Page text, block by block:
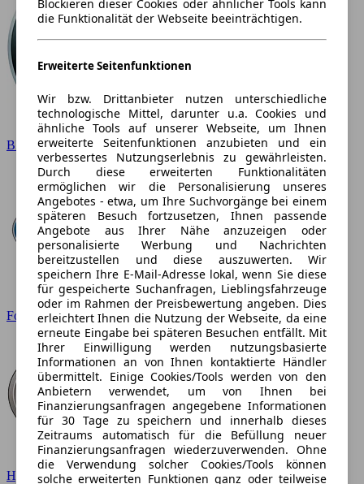
BMW
Ford
Hyundai
Blockieren dieser Cookies oder ähnlicher Tools kann
die Funktionalität der Webseite beeinträchtigen.
Erweiterte Seitenfunktionen
Wir bzw. Drittanbieter nutzen unterschiedliche
technologische Mittel, darunter u.a. Cookies und
ähnliche Tools auf unserer Webseite, um Ihnen
erweiterte Seitenfunktionen anzubieten und ein
verbessertes Nutzungserlebnis zu gewährleisten.
Durch diese erweiterten Funktionalitäten
ermöglichen wir die Personalisierung unseres
Angebotes - etwa, um Ihre Suchvorgänge bei einem
späteren Besuch fortzusetzen, Ihnen passende
Angebote aus Ihrer Nähe anzuzeigen oder
personalisierte Werbung und Nachrichten
bereitzustellen und diese auszuwerten. Wir
speichern Ihre E-Mail-Adresse lokal, wenn Sie diese
für gespeicherte Suchanfragen, Lieblingsfahrzeuge
oder im Rahmen der Preisbewertung angeben. Dies
erleichtert Ihnen die Nutzung der Webseite, da eine
erneute Eingabe bei späteren Besuchen entfällt. Mit
Ihrer Einwilligung werden nutzungsbasierte
Informationen an von Ihnen kontaktierte Händler
übermittelt. Einige Cookies/Tools werden von den
Anbietern verwendet, um von Ihnen bei
Finanzierungsanfragen angegebene Informationen
für 30 Tage zu speichern und innerhalb dieses
Zeitraums automatisch für die Befüllung neuer
Finanzierungsanfragen wiederzuverwenden. Ohne
die Verwendung solcher Cookies/Tools können
solche erweiterten Funktionen ganz oder teilweise